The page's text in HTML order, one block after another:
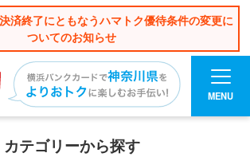
済終了にともなうハマトク優待条件の変更に
ついてのお知らせ
MENU
カテゴリーから探す